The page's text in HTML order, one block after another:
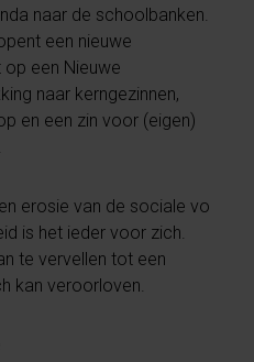
naar de schoolbanken.
een nieuwe
een Nieuwe
naar kerngezinnen,
en een zin voor (eigen)
erosie van de sociale vo
is het ieder voor zich.
te vervellen tot een
kan veroorloven.